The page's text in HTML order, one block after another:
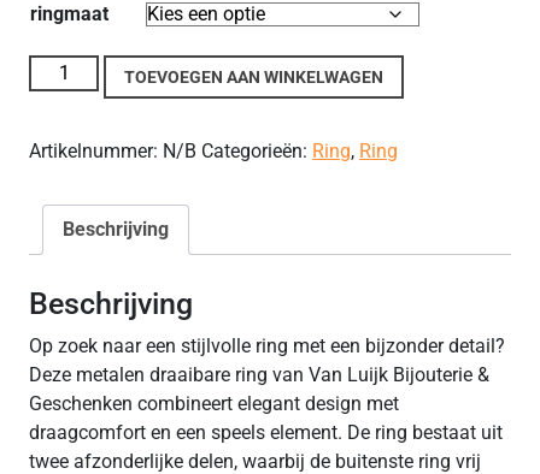
ringmaat
Fidget-ring bewerk draaibare ring aantal
TOEVOEGEN AAN WINKELWAGEN
Artikelnummer: N/B Categorieën: Ring, Ring
Beschrijving
Beschrijving
Op zoek naar een stijlvolle ring met een bijzonder detail?
Deze metalen draaibare ring van Van Luijk Bijouterie &
Geschenken combineert elegant design met
draagcomfort en een speels element. De ring bestaat uit
twee afzonderlijke delen, waarbij de buitenste ring vrij